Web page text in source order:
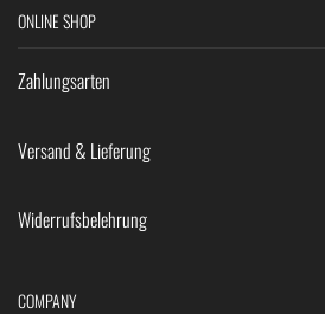
ONLINE SHOP
Zahlungsarten
Versand & Lieferung
Widerrufsbelehrung
COMPANY